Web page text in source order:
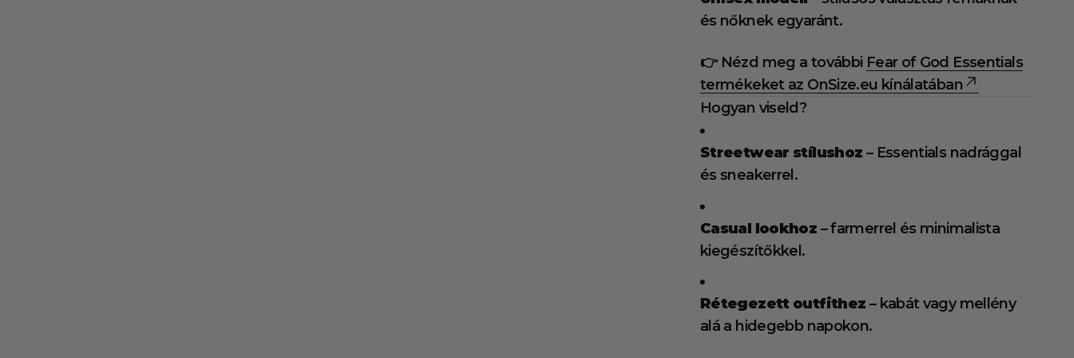
és nőknek egyaránt.
👉 Nézd meg a további Fear of God Essentials
termékeket az OnSize.eu kínálatában
Hogyan viseld?
Streetwear stílushoz – Essentials nadrággal
és sneakerrel.
Casual lookhoz – farmerrel és minimalista
kiegészítőkkel.
Rétegezett outfithez – kabát vagy mellény
alá a hidegebb napokon.